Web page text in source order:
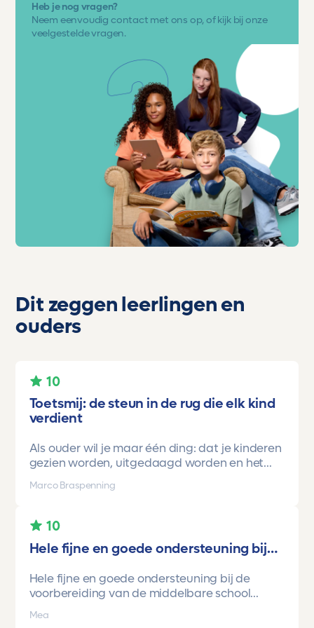
Heb je nog vragen?
Neem eenvoudig contact met ons op, of kijk bij onze
veelgestelde vragen.
Dit zeggen leerlingen en
ouders
10
Toetsmij: de steun in de rug die elk kind
verdient
Als ouder wil je maar één ding: dat je kinderen
gezien worden, uitgedaagd worden en het
vertrouwen krijgen dat ze méér kunnen dan ze
zelf soms denken. Voor ons is Toetsmij daarin
kader. Een lieve, slimme meid, maar soms
toetsen van Toetsmij.....helder, betrouwbaar,
precies op niveau en altijd met ruimte om te
groeien kreeg ze stap voor stap het
Marco Braspenning
10
Hele fijne en goede ondersteuning bij…
Hele fijne en goede ondersteuning bij de
voorbereiding van de middelbare school
toetsen. Havo/vwo brugjaren gebruik
gemaakt van Toetsmij. Realistische toetsen.
Mea